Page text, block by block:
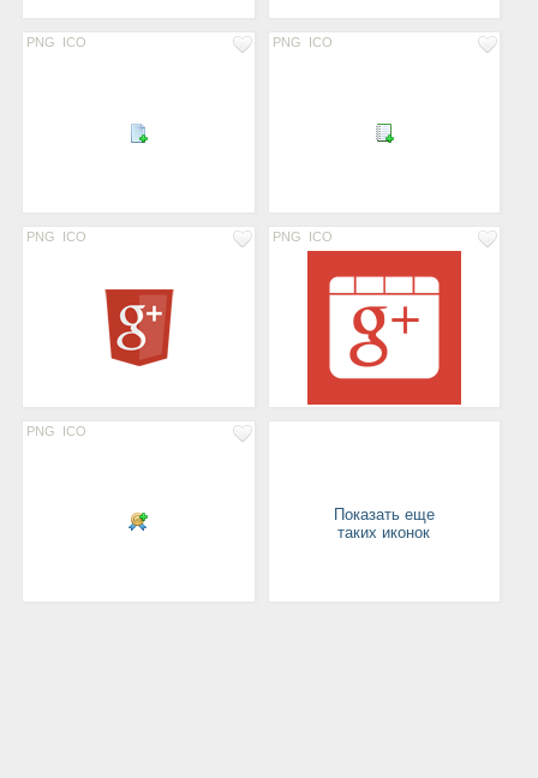
PNG ICO PNG ICO
PNG ICO PNG ICO
PNG ICO
Показать еще
таких иконок